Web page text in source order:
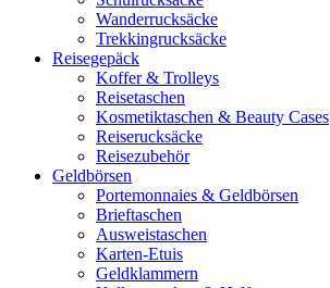
Wanderrucksäcke
Trekkingrucksäcke
Reisegepäck
Koffer & Trolleys
Reisetaschen
Kosmetiktaschen & Beauty Cases
Reiserucksäcke
Reisezubehör
Geldbörsen
Portemonnaies & Geldbörsen
Brieftaschen
Ausweistaschen
Karten-Etuis
Geldklammern